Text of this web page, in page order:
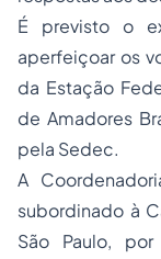
É previsto o
aperfeiçoar os
da Estação
de Amadores
pela Sedec.
A
subordinado à
São Paulo,